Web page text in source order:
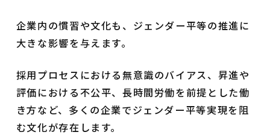
企業内の慣習や文化も、ジェンダー平等の推進に
大きな影響を与えます。
採用プロセスにおける無意識のバイアス、昇進や
評価における不公平、長時間労働を前提とした働
き方など、多くの企業でジェンダー平等実現を阻
む文化が存在します。